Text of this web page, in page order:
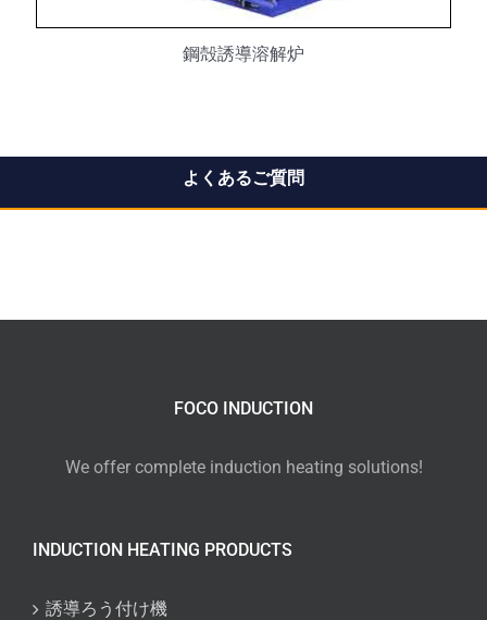
鋼殻誘導溶解炉
よくあるご質問
FOCO INDUCTION
We offer complete induction heating solutions!
INDUCTION HEATING PRODUCTS
誘導ろう付け機